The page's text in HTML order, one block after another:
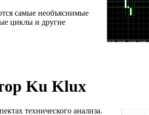
самые необъяснимые
циклы и другие
Ku Klux
технического анализа.